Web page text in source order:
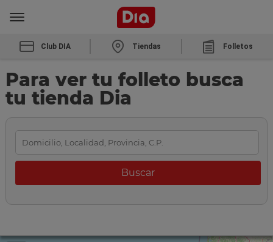
Club DIA Tiendas Folletos
Para ver tu folleto busca
tu tienda Dia